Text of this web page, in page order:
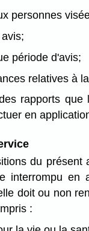
personnes
période d'avis;
relatives à
rapports
en
du
interrompu en
doit ou non
: